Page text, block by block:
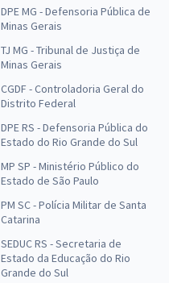
DPE MG - Defensoria Pública de
Minas Gerais
TJ MG - Tribunal de Justiça de
Minas Gerais
CGDF - Controladoria Geral do
Distrito Federal
DPE RS - Defensoria Pública do
Estado do Rio Grande do Sul
MP SP - Ministério Público do
Estado de São Paulo
PM SC - Polícia Militar de Santa
Catarina
SEDUC RS - Secretaria de
Estado da Educação do Rio
Grande do Sul